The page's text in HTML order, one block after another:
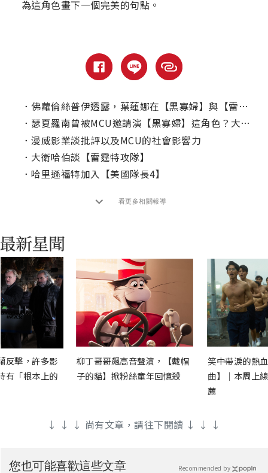
為這角色畫下一個完美的句點。
． 佛蘿倫絲普伊透露，葉蓮娜在【黑寡婦】與【雷霆特攻隊*】的差異？
． 瑟夏羅南曾被MCU邀請演【黑寡婦】這角色？大談為何拒絕超英電影！
． 漫威影業談批評以及MCU的社會影響力
． 大衛哈伯談【雷霆特攻隊】
． 哈里遜福特加入【美國隊長4】
看更多相關報導
反擊，許多影
有「根本上的
柳丁哥哥飆高音聲演，【戴帽
子的貓】掀粉絲童年回憶殺
笑中帶淚的熱
曲】｜本周上
薦
↓ ↓ ↓ 尚有文章，請往下閱讀 ↓ ↓ ↓
您也可能喜歡這些文章 Recommended by